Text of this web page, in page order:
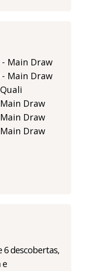
- Main Draw
- Main Draw
Draw
Draw
Draw
6 descobertas,
e